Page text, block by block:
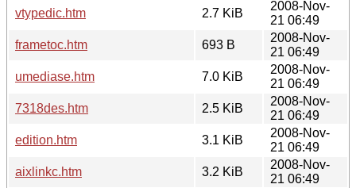
vtypedic.htm
2.7 KiB
2008-Nov-
21 06:49
frametoc.htm
693 B
2008-Nov-
21 06:49
umediase.htm
7.0 KiB
2008-Nov-
21 06:49
7318des.htm
2.5 KiB
2008-Nov-
21 06:49
edition.htm
3.1 KiB
2008-Nov-
21 06:49
aixlinkc.htm
3.2 KiB
2008-Nov-
21 06:49